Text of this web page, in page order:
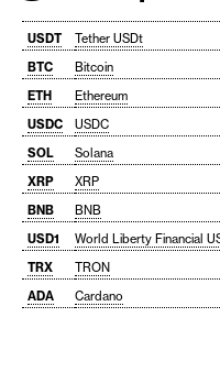
USDT Tether USDt
BTC
Bitcoin
ETH
Ethereum
USDC
USDC
SOL
Solana
XRP
XRP
BNB
BNB
USD1
World Liberty Financial
TRX
TRON
ADA
Cardano